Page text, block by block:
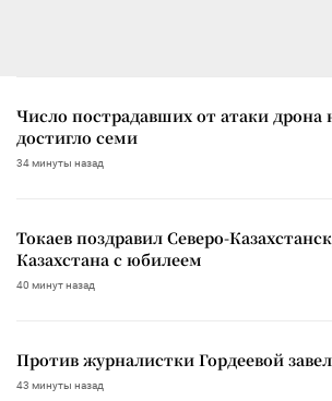
Число пострадавших от атаки дрона
достигло семи
34 минуты назад
Токаев поздравил Северо-
Казахстана с юбилеем
40 минут назад
Против журналистки Гордеевой
43 минуты назад